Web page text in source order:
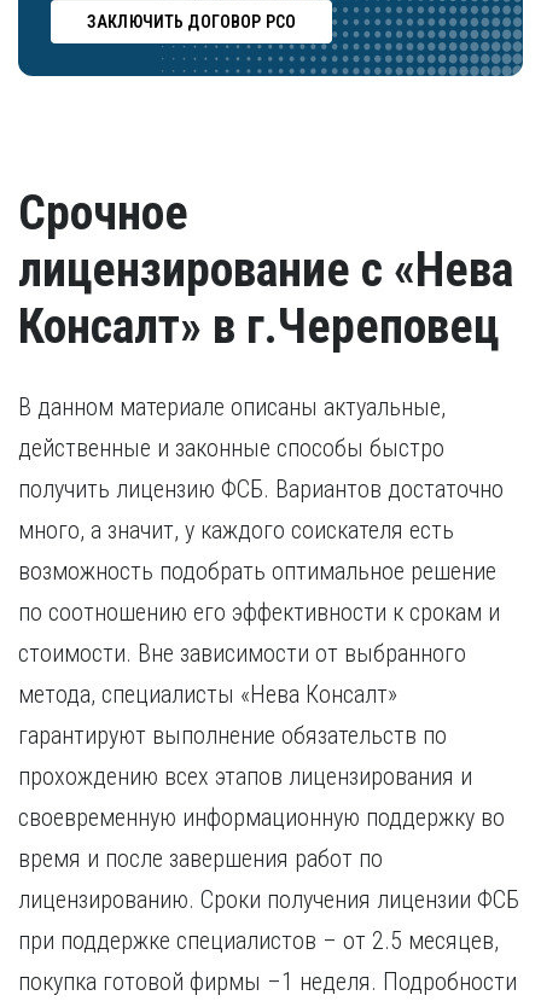
ЗАКЛЮЧИТЬ ДОГОВОР РСО
Срочное
лицензирование с «Нева
Консалт» в г.Череповец
В данном материале описаны актуальные,
действенные и законные способы быстро
получить лицензию ФСБ. Вариантов достаточно
много, а значит, у каждого соискателя есть
возможность подобрать оптимальное решение
по соотношению его эффективности к срокам и
стоимости. Вне зависимости от выбранного
метода, специалисты «Нева Консалт»
гарантируют выполнение обязательств по
прохождению всех этапов лицензирования и
своевременную информационную поддержку во
время и после завершения работ по
лицензированию. Сроки получения лицензии ФСБ
при поддержке специалистов – от 2.5 месяцев,
покупка готовой фирмы –1 неделя. Подробности